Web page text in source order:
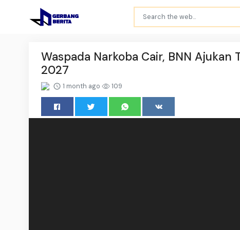
Waspada Narkoba Cair, BNN
2027
1 month ago 109